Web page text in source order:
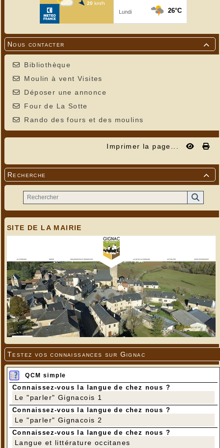

Nous contacter
Bibliothèque
Moulin à vent Visites
Déposer une annonce
Four de La Sotte
Rando des fours et des moulins
Imprimer la page...

Recherche
SITE DE LA MAIRIE
Testez vos connaissances sur Gignac
QCM simple
Connaissez-vous la langue de chez nous ?
Le "parler" Gignacois 1
Connaissez-vous la langue de chez nous ?
Le "parler" Gignacois 2
Connaissez-vous la langue de chez nous ?
Langue et littérature occitanes
Premiers tours des ailes en 2018